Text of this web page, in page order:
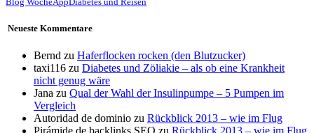
Neueste Kommentare
Bernd zu Haferflocken rocken (den Blutzucker)
taxi116 zu Diabetes und Zöliakie – als ob eine Krankheit
nicht genug wäre
Jana zu Qual der Wahl der Insulinpumpe – 5 Pumpen im
Vergleich
Autoridad de dominio zu Rückblick 2013 – wie im Flug